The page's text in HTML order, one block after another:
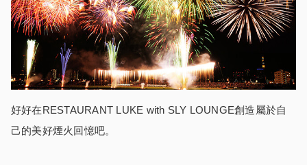
好好在RESTAURANT LUKE with SLY LOUNGE創造屬於自
己的美好煙火回憶吧。